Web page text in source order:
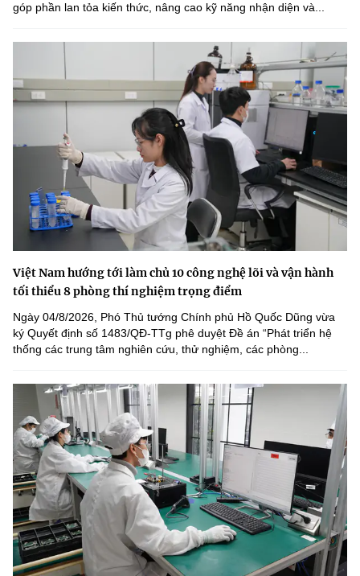
góp phần lan tỏa kiến thức, nâng cao kỹ năng nhận diện và...
Việt Nam hướng tới làm chủ 10 công nghệ lõi và vận hành
tối thiểu 8 phòng thí nghiệm trọng điểm
Ngày 04/8/2026, Phó Thủ tướng Chính phủ Hồ Quốc Dũng vừa
ký Quyết định số 1483/QĐ-TTg phê duyệt Đề án “Phát triển hệ
thống các trung tâm nghiên cứu, thử nghiệm, các phòng...